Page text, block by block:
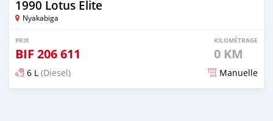
1990 Lotus Elite
Nyakabiga
PRIX
BIF 206 611
KILOMÉTRAGE
0 KM
6 L (Diesel) Manuelle